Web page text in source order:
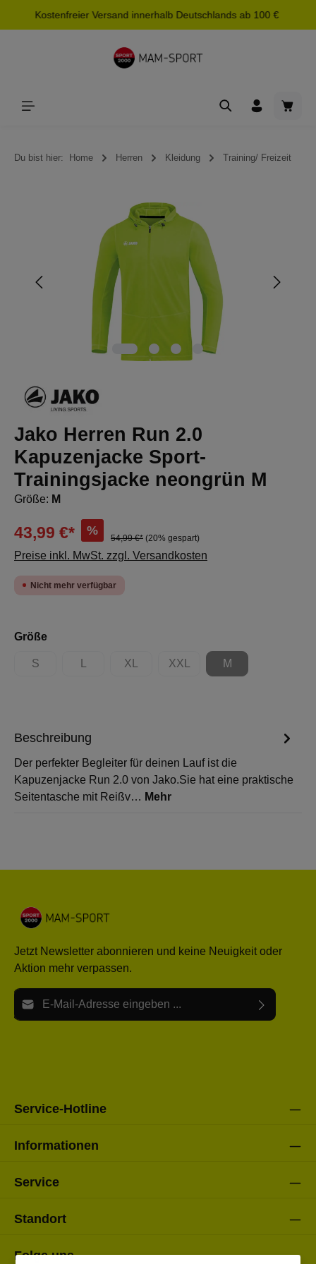
springen
Kostenfreier Versand innerhalb Deutschlands ab 100 €
Du bist hier: Home Herren Kleidung Training/ Freizeit
Bildergalerie überspringen
Jako Herren Run 2.0
Kapuzenjacke Sport-
Trainingsjacke neongrün M
Größe: M
43,99 €* %
54,99 €* (20% gespart)
Preise inkl. MwSt. zzgl. Versandkosten
Nicht mehr verfügbar
Größeauswählen
S
(Diese Option ist zurzeit nicht verfügbar.)
(Diese Option ist zurzeit nicht verfügbar.)
XL
(Diese Option ist zurzeit nicht verfügbar.)
XXL
(Diese Option ist zurzeit nicht
M
(Diese Option ist
Beschreibung
Der perfekter Begleiter für deinen Lauf ist die
Kapuzenjacke Run 2.0 von Jako.Sie hat eine praktische
Seitentasche mit Reißv… Mehr
Jetzt Newsletter abonnieren und keine Neuigkeit oder
Aktion mehr verpassen.
E-Mail-Adresse*
Service-Hotline
Informationen
Service
Standort
Folge uns